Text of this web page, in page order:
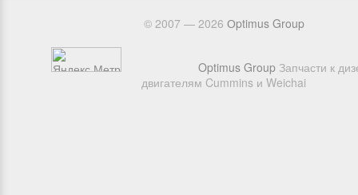
© 2007 — 2026 Оptimus Group
Optimus Group Запчасти к
двигателям Cummins и Weichai